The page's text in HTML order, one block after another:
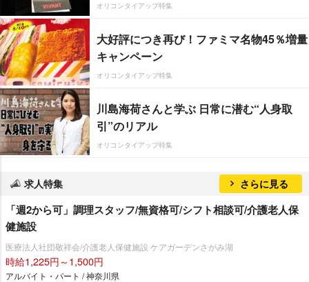
オリコンタイアップ特集
大好評につき再び！ファミマ名物45％増量
キャンペーン
オリコンタイアップ特集
川島海荷さんと学ぶ 日常に潜む“人身取
引”のリアル
オリコンタイアップ特集
求人特集 さらに見る
「週2から可」調理スタッフ/無資格可/シフト相談可/介護老人保
健施設
医療法人社団敬祥会/介護老人保健施設 ケアガーデンさがみ湖
時給1,225円～1,500円
アルバイト・パート / 神奈川県